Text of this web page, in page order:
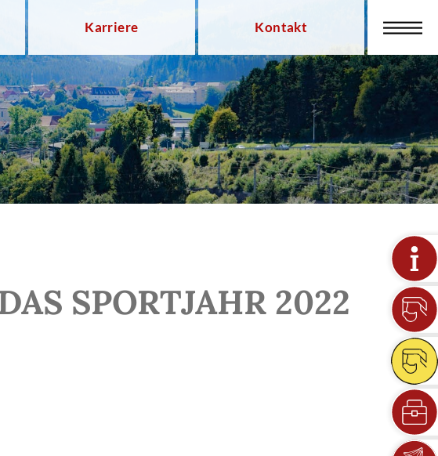
Karriere Kontakt
SPORTJAHR 2022